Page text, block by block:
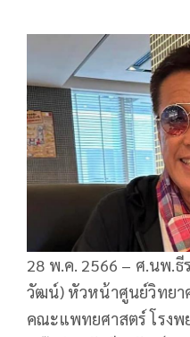
28 พ.ค. 2566 – ศ.นพ.
วัฒน์) หัวหน้าศูนย์วิทยา
คณะแพทยศาสตร์ โรงพ